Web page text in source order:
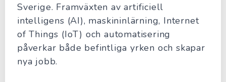
Sverige. Framväxten av artificiell
intelligens (AI), maskininlärning, Internet
of Things (IoT) och automatisering
påverkar både befintliga yrken och skapar
nya jobb.